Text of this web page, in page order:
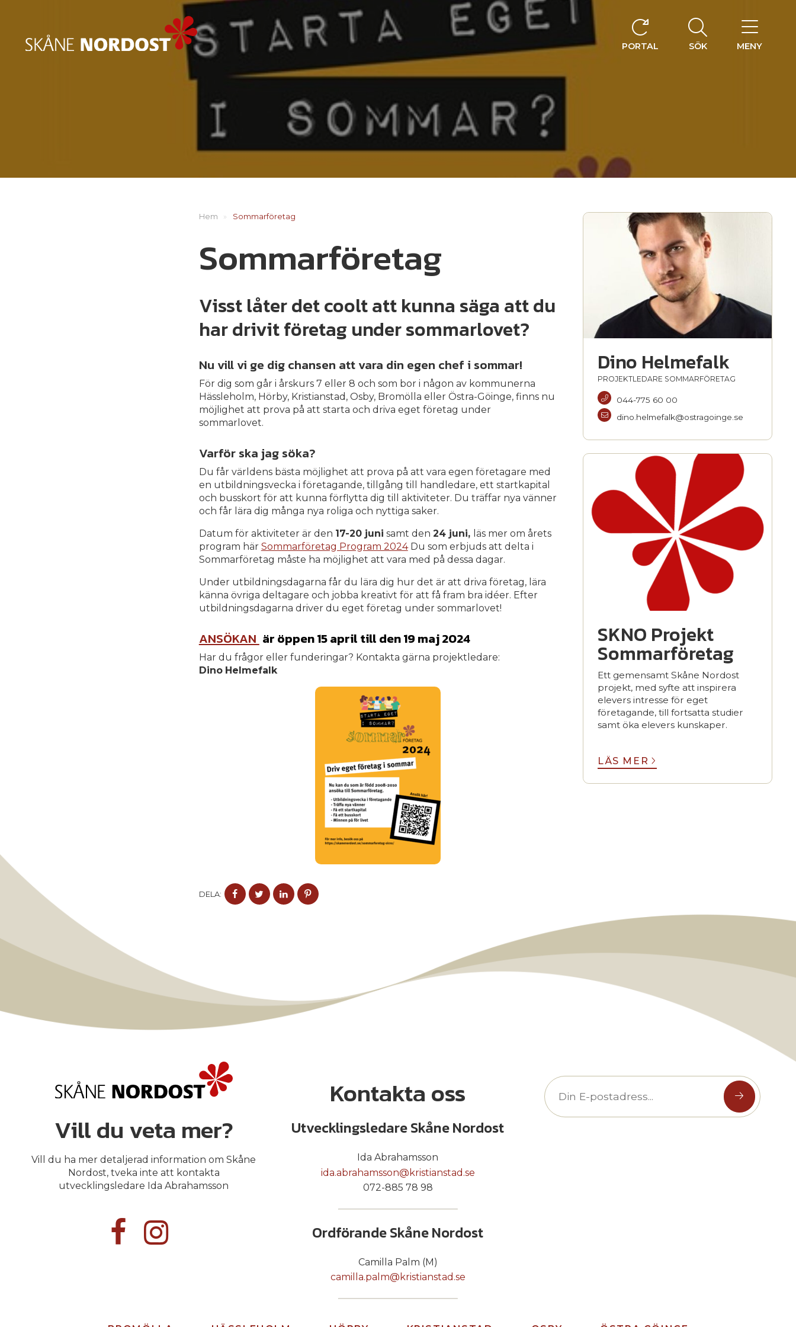
PORTAL SÖK MENY
Hem » Sommarföretag
Sommarföretag
Visst låter det coolt att kunna säga att du
har drivit företag under sommarlovet?
Nu vill vi ge dig chansen att vara din egen chef i sommar!
För dig som går i årskurs 7 eller 8 och som bor i någon av kommunerna
Hässleholm, Hörby, Kristianstad, Osby, Bromölla eller Östra-Göinge, finns nu
möjlighet att prova på att starta och driva eget företag under
sommarlovet.
Varför ska jag söka?
Du får världens bästa möjlighet att prova på att vara egen företagare med
en utbildningsvecka i företagande, tillgång till handledare, ett startkapital
och busskort för att kunna förflytta dig till aktiviteter. Du träffar nya vänner
och får lära dig många nya roliga och nyttiga saker.
Datum för aktiviteter är den 17-20 juni samt den 24 juni, läs mer om årets
program här Sommarföretag Program 2024Du som erbjuds att delta i
Sommarföretag måste ha möjlighet att vara med på dessa dagar.
Under utbildningsdagarna får du lära dig hur det är att driva företag, lära
känna övriga deltagare och jobba kreativt för att få fram bra idéer. Efter
utbildningsdagarna driver du eget företag under sommarlovet!
ANSÖKAN är öppen 15 april till den 19 maj 2024
Har du frågor eller funderingar? Kontakta gärna projektledare:
Dino Helmefalk
DELA:
DELA
PÅ
DELA
PÅ
DELA
PÅ
DELA
PÅ
Dino Helmefalk
PROJEKTLEDARE SOMMARFÖRETAG
044-775 60 00
dino.helmefalk@ostragoinge.se
SKNO Projekt
Sommarföretag
Ett gemensamt Skåne Nordost
projekt, med syfte att inspirera
elevers intresse för eget
företagande, till fortsatta studier
samt öka elevers kunskaper.
LÄS MER
Vill du veta mer?
Vill du ha mer detaljerad information om Skåne
Nordost, tveka inte att kontakta
utvecklingsledare Ida Abrahamsson
Kontakta oss
Utvecklingsledare Skåne Nordost
Ida Abrahamsson
ida.abrahamsson@kristianstad.se
072-885 78 98
Ordförande Skåne Nordost
Camilla Palm (M)
camilla.palm@kristianstad.se